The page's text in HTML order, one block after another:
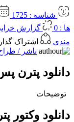
شناسه : 1725
ها : 0
گزارش
مندی
اشتراک
ناشر /
دانلود پترن
توضیحات
دانلود وکتور